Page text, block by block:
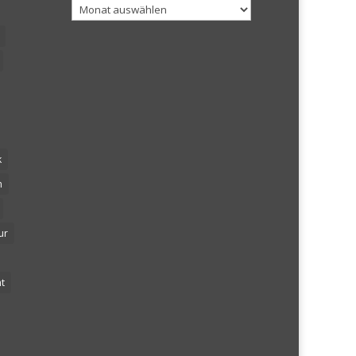
Archiv